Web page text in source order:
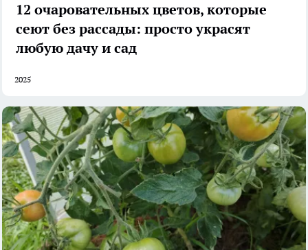
12 очаровательных цветов, которые
сеют без рассады: просто украсят
любую дачу и сад
2025